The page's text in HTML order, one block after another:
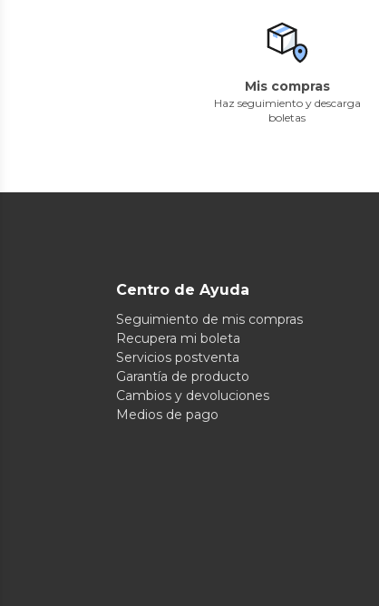
Mis compras
Haz seguimiento y descarga
boletas
Centro de Ayuda
Seguimiento de mis compras
Recupera mi boleta
Servicios postventa
Garantía de producto
Cambios y devoluciones
Medios de pago